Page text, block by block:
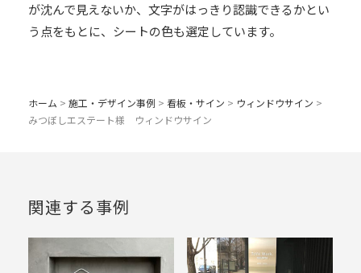
が沈んで見えないか、文字がはっきり認識できるかとい
う点をもとに、シートの色も選定しています。
ホーム > 施工・デザイン事例 > 看板・サイン > ウィンドウサイン >
みつぼしエステート様 ウィンドウサイン
関連する事例